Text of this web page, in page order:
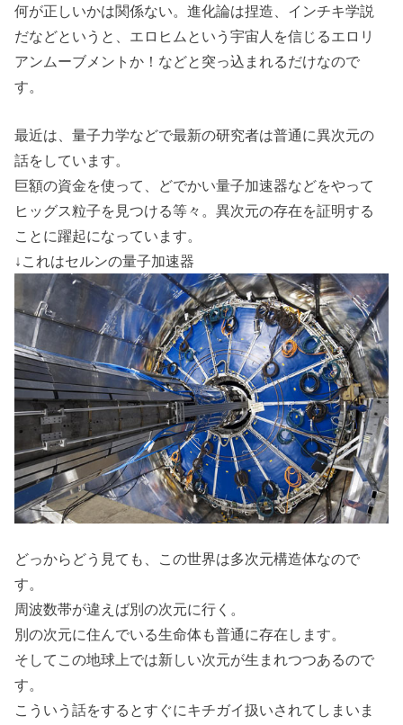
何が正しいかは関係ない。進化論は捏造、インチキ学説
だなどというと、エロヒムという宇宙人を信じるエロリ
アンムーブメントか！などと突っ込まれるだけなので
す。
最近は、量子力学などで最新の研究者は普通に異次元の
話をしています。
巨額の資金を使って、どでかい量子加速器などをやって
ヒッグス粒子を見つける等々。異次元の存在を証明する
ことに躍起になっています。
↓これはセルンの量子加速器
どっからどう見ても、この世界は多次元構造体なので
す。
周波数帯が違えば別の次元に行く。
別の次元に住んでいる生命体も普通に存在します。
そしてこの地球上では新しい次元が生まれつつあるので
す。
こういう話をするとすぐにキチガイ扱いされてしまいま